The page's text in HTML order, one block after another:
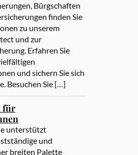
Bürgschaften
finden Sie
zu unserem
und zur
Erfahren Sie
und sichern Sie sich
Besuchen Sie […]
für
unterstützt
und
breiten Palette